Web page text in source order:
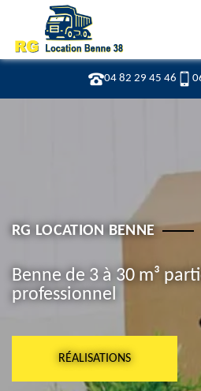
04 82 29 45 46
RG LOCATION BENNE
Benne de 3 à 30 m³
professionnel
RÉALISATIONS